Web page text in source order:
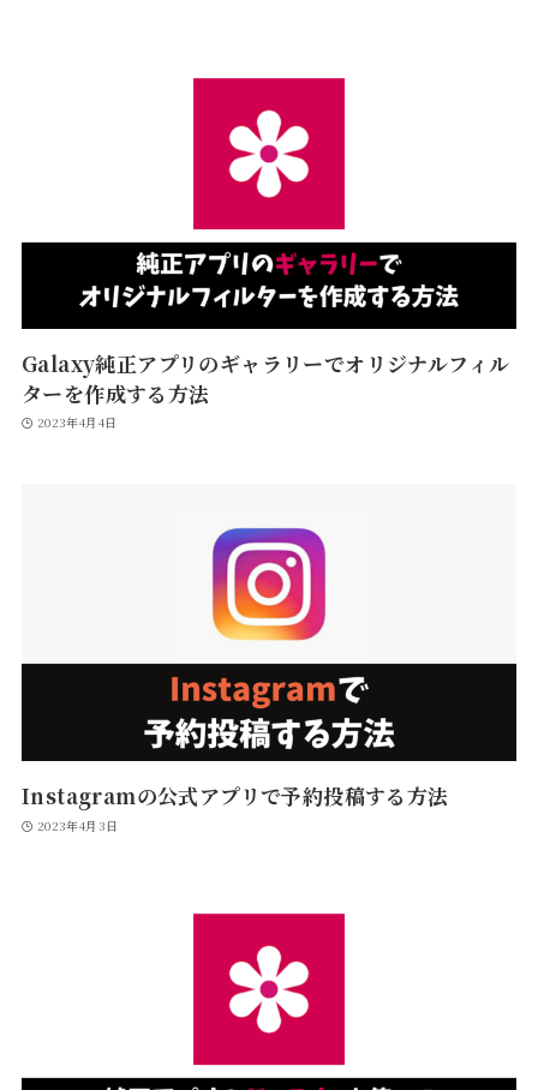
Galaxy純正アプリのギャラリーでオリジナルフィル
ターを作成する方法
2023年4月4日
Instagramの公式アプリで予約投稿する方法
2023年4月3日